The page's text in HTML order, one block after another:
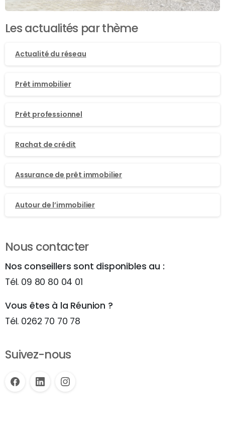
Les actualités par thème
Actualité du réseau
Prêt immobilier
Prêt professionnel
Rachat de crédit
Assurance de prêt immobilier
Autour de l’immobilier
Nous contacter
Nos conseillers sont disponibles au :
Tél. 09 80 80 04 01
Vous êtes à la Réunion ?
Tél. 0262 70 70 78
Suivez-nous